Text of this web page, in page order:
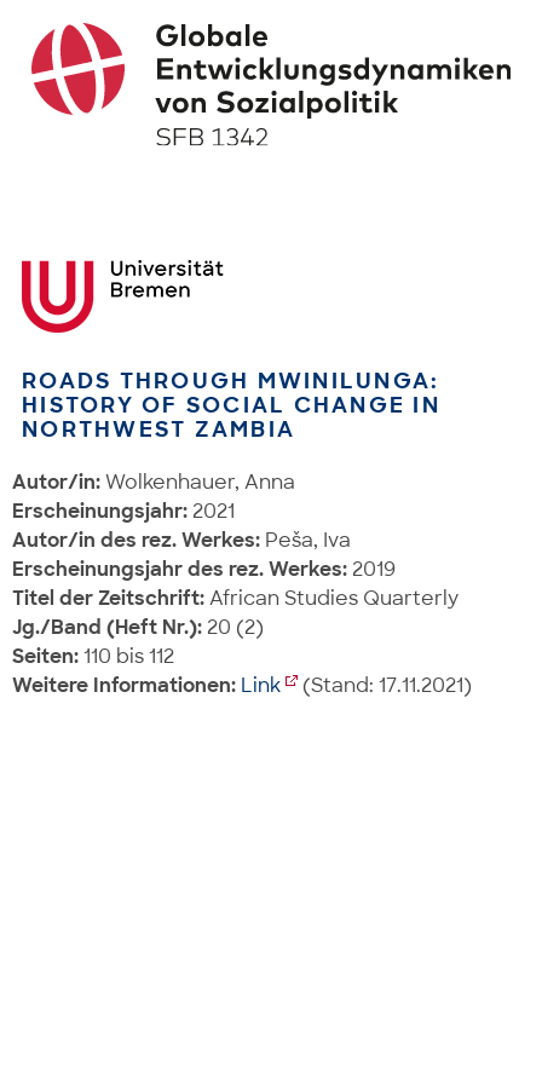
ROADS THROUGH MWINILUNGA:
HISTORY OF SOCIAL CHANGE IN
NORTHWEST ZAMBIA
Autor/in:Wolkenhauer, Anna
Erscheinungsjahr: 2021
Autor/in des rez. Werkes: Peša, Iva
Erscheinungsjahr des rez. Werkes: 2019
Titel der Zeitschrift:African Studies Quarterly
Jg./Band (Heft Nr.): 20 (2)
Seiten:110 bis 112
Weitere Informationen: Link (Stand: 17.11.2021)